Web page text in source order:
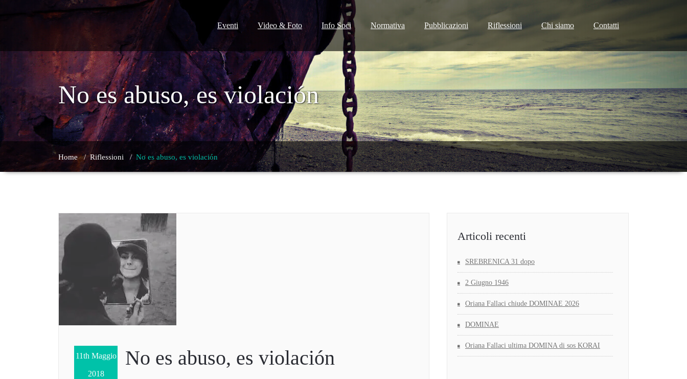
Eventi Video & Foto Info Soci Normativa Pubblicazioni Riflessioni Chi siamo Contatti
No es abuso, es violación
Home/Riflessioni / No es abuso, es violación
11th Maggio
2018
No es abuso, es violación
Articoli recenti
SREBRENICA 31 dopo
2 Giugno 1946
Oriana Fallaci chiude DOMINAE 2026
DOMINAE
Oriana Fallaci ultima DOMINA di sos KORAI